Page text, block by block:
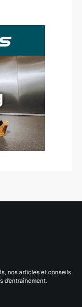
nos articles et conseils
d’entraînement.